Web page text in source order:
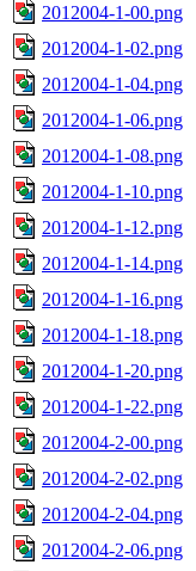
2012004-1-00.png
2012004-1-02.png
2012004-1-04.png
2012004-1-06.png
2012004-1-08.png
2012004-1-10.png
2012004-1-12.png
2012004-1-14.png
2012004-1-16.png
2012004-1-18.png
2012004-1-20.png
2012004-1-22.png
2012004-2-00.png
2012004-2-02.png
2012004-2-04.png
2012004-2-06.png